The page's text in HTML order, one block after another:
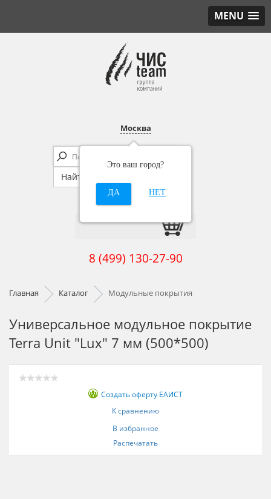
MENU
Москва
Это ваш город?
ДА НЕТ
8 (499) 130-27-90
Главная Каталог Модульные покрытия
Универсальное модульное покрытие
Terra Unit "Lux" 7 мм (500*500)
Создать оферту ЕАИСТ
К сравнению
В избранное
Распечатать